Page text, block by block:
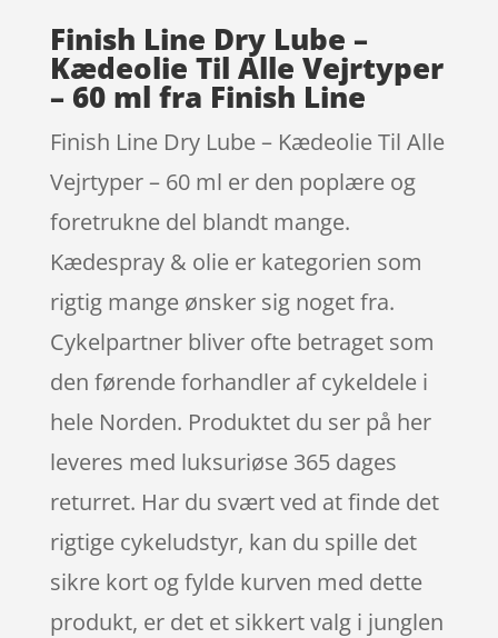
Finish Line Dry Lube –
Kædeolie Til Alle Vejrtyper
– 60 ml fra Finish Line
Finish Line Dry Lube – Kædeolie Til Alle
Vejrtyper – 60 ml er den poplære og
foretrukne del blandt mange.
Kædespray & olie er kategorien som
rigtig mange ønsker sig noget fra.
Cykelpartner bliver ofte betraget som
den førende forhandler af cykeldele i
hele Norden. Produktet du ser på her
leveres med luksuriøse 365 dages
returret. Har du svært ved at finde det
rigtige cykeludstyr, kan du spille det
sikre kort og fylde kurven med dette
produkt, er det et sikkert valg i junglen